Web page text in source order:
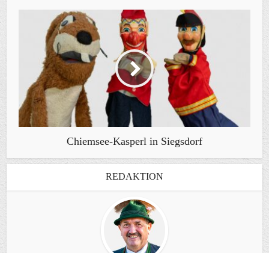
Chiemsee-Kasperl in Siegsdorf
REDAKTION